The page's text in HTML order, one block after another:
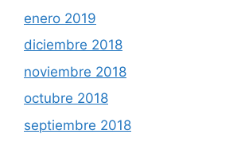
enero 2019
diciembre 2018
noviembre 2018
octubre 2018
septiembre 2018